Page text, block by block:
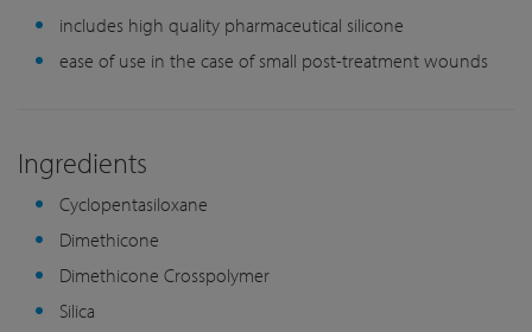
includes high quality pharmaceutical silicone
ease of use in the case of small post-treatment wounds
Ingredients
Cyclopentasiloxane
Dimethicone
Dimethicone Crosspolymer
Silica